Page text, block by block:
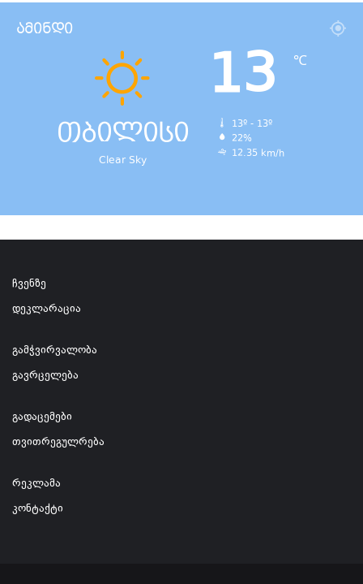
ამინდი
თბილისი
Clear Sky
13 ℃
13º - 13º
22%
12.35 km/h
ჩვენზე
დეკლარაცია
გამჭვირვალობა
გავრცელება
გადაცემები
თვითრეგულრება
რეკლამა
კონტაქტი